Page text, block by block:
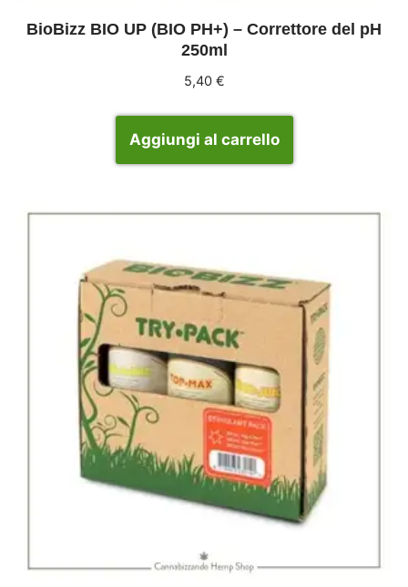
BioBizz BIO UP (BIO PH+) – Correttore del pH
250ml
5,40 €
Aggiungi al carrello